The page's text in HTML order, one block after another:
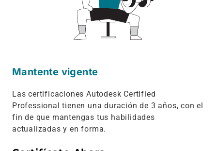
Mantente vigente
Las certificaciones Autodesk Certified
Professional tienen una duración de 3 años, con el
fin de que mantengas tus habilidades
actualizadas y en forma.